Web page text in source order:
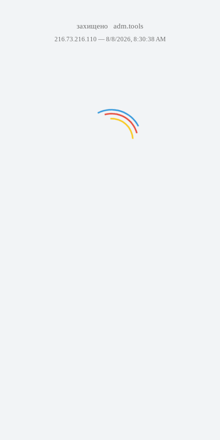
захищено adm.tools
216.73.216.110 — 8/8/2026, 8:30:38 AM